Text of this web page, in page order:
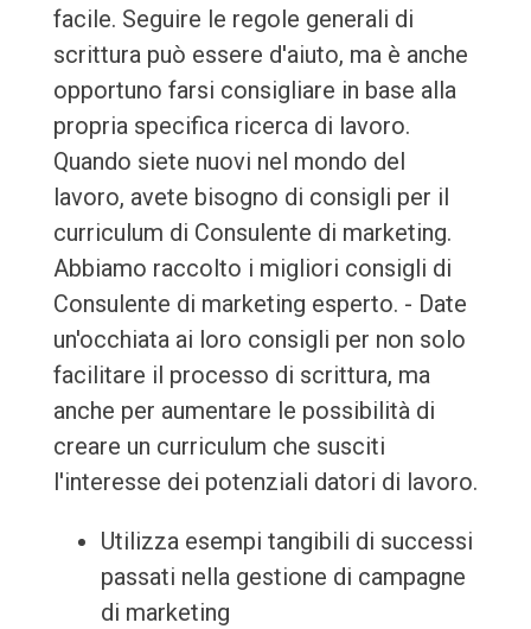
facile. Seguire le regole generali di
scrittura può essere d'aiuto, ma è anche
opportuno farsi consigliare in base alla
propria specifica ricerca di lavoro.
Quando siete nuovi nel mondo del
lavoro, avete bisogno di consigli per il
curriculum di Consulente di marketing.
Abbiamo raccolto i migliori consigli di
Consulente di marketing esperto. - Date
un'occhiata ai loro consigli per non solo
facilitare il processo di scrittura, ma
anche per aumentare le possibilità di
creare un curriculum che susciti
l'interesse dei potenziali datori di lavoro.
Utilizza esempi tangibili di successi
passati nella gestione di campagne
di marketing